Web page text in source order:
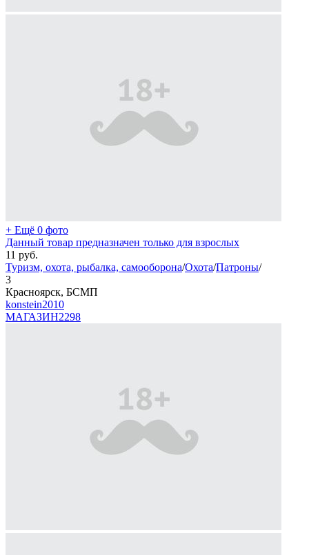
+ Ещё 0 фото
Данный товар предназначен только для взрослых
11 руб.
Туризм, охота, рыбалка, самооборона/Охота/Патроны/
3
Красноярск, БСМП
konstein2010
МАГАЗИН2298